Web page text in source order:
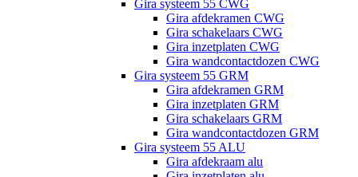
Gira systeem 55 CWG
Gira afdekramen CWG
Gira schakelaars CWG
Gira inzetplaten CWG
Gira wandcontactdozen CWG
Gira systeem 55 GRM
Gira afdekramen GRM
Gira inzetplaten GRM
Gira schakelaars GRM
Gira wandcontactdozen GRM
Gira systeem 55 ALU
Gira afdekraam alu